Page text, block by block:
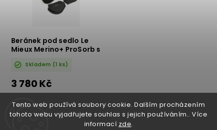
Tento web používá soubory cookie. Dalším procházením
tohoto webu vyjadřujete souhlas s jejich používáním.. Více
informací zde.
Beránek pod sedlo Le
Mieux Merino+ ProSorb s
černá/přírodní
Skladem (1 ks)
3 780 Kč
DETAIL